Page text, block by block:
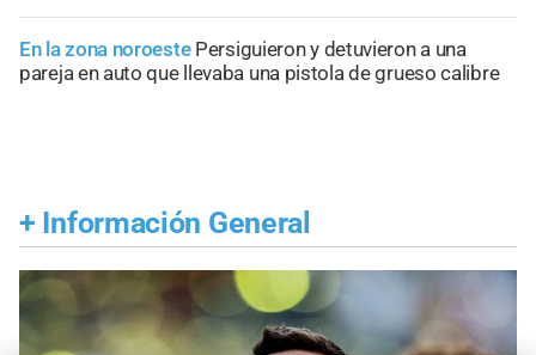
En la zona noroeste Persiguieron y detuvieron a una
pareja en auto que llevaba una pistola de grueso calibre
+ Información General